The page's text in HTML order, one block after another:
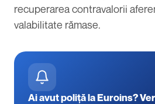
recuperarea contravalorii
valabilitate rămase.
Ai avut poliță la Euroins?